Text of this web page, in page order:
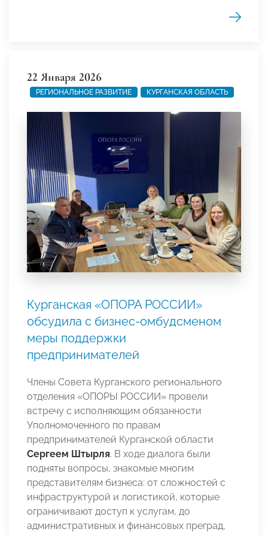
22 Января 2026
РЕГИОНАЛЬНОЕ РАЗВИТИЕ КУРГАНСКАЯ ОБЛАСТЬ
Курганская «ОПОРА РОССИИ»
обсудила с бизнес-омбудсменом
меры поддержки
предпринимателей
Члены Совета Курганского регионального
отделения «ОПОРЫ РОССИИ» провели
встречу с исполняющим обязанности
Уполномоченного по правам
предпринимателей Курганской области
Сергеем Штырля. В ходе диалога были
подняты вопросы, знакомые многим
представителям бизнеса: от сложностей с
инфраструктурой и логистикой, которые
ограничивают доступ к услугам, до
административных и финансовых преград,